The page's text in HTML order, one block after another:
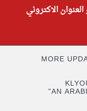
الاكتروني
MORE
"AN